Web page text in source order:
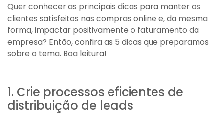
Quer conhecer as principais dicas para manter os
clientes satisfeitos nas compras online e, da mesma
forma, impactar positivamente o faturamento da
empresa? Então, confira as 5 dicas que preparamos
sobre o tema. Boa leitura!
1. Crie processos eficientes de
distribuição de leads